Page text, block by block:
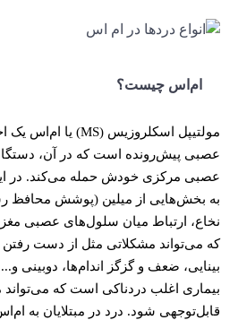
ام‌اس چیست؟
مولتیپل اسکلروزیس (MS) یا ام‌اس یک
عصبی پیش‌رونده است که در آن،
عصبی مرکزی خودش حمله می‌کند. در
به بخش‌هایی از میلین (پوشش محافظ
نخاع، ارتباط میان سلول‌های عصبی مغز
که می‌تواند مشکلاتی مثل از دست
بینایی، ضعف و گزگز اندام‌ها، دوبینی
بیماری اغلب دردناکی است که می‌تواند
قابل‌توجهی شود. درد در مبتلایان به